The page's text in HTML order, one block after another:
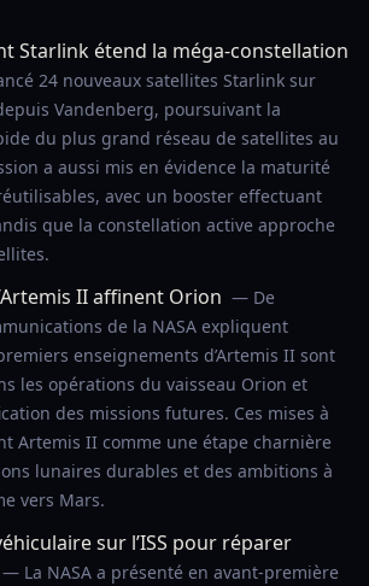
Starlink étend la méga-constellation
24 nouveaux satellites Starlink sur
Vandenberg, poursuivant la
du plus grand réseau de satellites au
a aussi mis en évidence la maturité
avec un booster effectuant
que la constellation active approche
II affinent Orion — De
de la NASA expliquent
enseignements d’Artemis II sont
les opérations du vaisseau Orion et
des missions futures. Ces mises à
Artemis II comme une étape charnière
lunaires durables et des ambitions à
vers Mars.
sur l’ISS pour réparer
— La NASA a présenté en avant-première